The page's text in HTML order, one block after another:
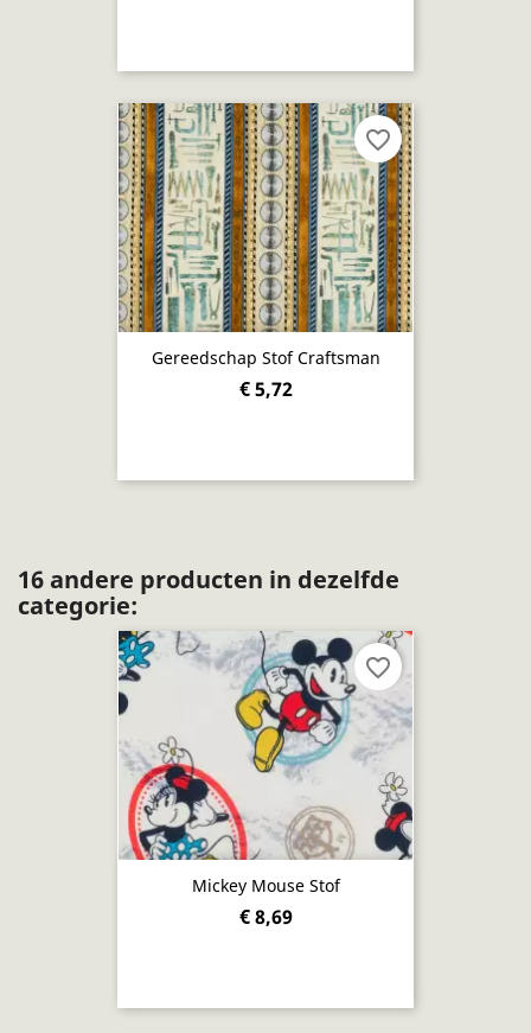
Gereedschap Stof Craftsman
€ 5,72
favorite_border
16 andere producten in dezelfde
categorie:
Mickey Mouse Stof
€ 8,69
favorite_border